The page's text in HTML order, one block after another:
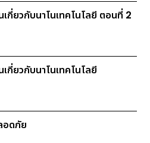
กี่ยวกับนาโนเทคโนโลยี ตอนที่ 2
กี่ยวกับนาโนเทคโนโลยี
อดภัย